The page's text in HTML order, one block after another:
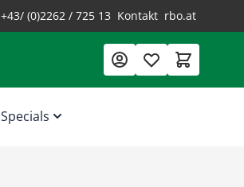
+43/ (0)2262 / 725 13 Kontakt rbo.at
Specials